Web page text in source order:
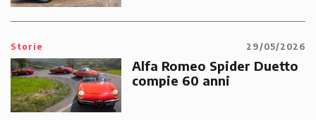
Storie 29/05/2026
Alfa Romeo Spider Duetto
compie 60 anni